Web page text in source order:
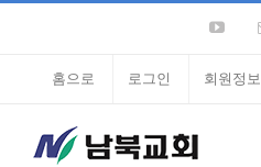
홈으로 로그인 회원정보